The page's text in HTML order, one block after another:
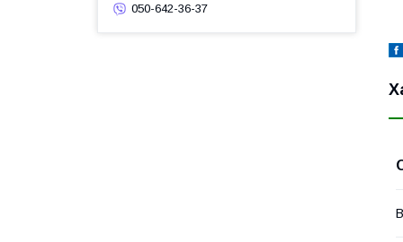
050-642-36-37